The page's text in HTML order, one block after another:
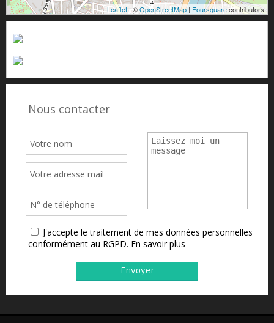
Leaflet| ©OpenStreetMap| Foursquarecontributors
Nous contacter
J'accepte le traitement de mes données personnelles
conformément au RGPD. En savoir plus